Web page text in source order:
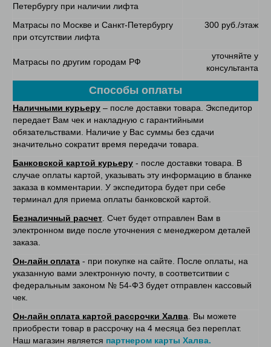
Петербургу при наличии лифта
Матрасы по Москве и Санкт-Петербургу
при отсутствии лифта
300 руб./этаж
Матрасы по другим городам РФ
уточняйте у
консультанта
Способы оплаты
Наличными курьеру – после доставки товара. Экспедитор
передает Вам чек и накладную с гарантийными
обязательствами. Наличие у Вас суммы без сдачи
значительно сократит время передачи товара.
Банковской картой курьеру - после доставки товара. В
случае оплаты картой, указывать эту информацию в бланке
заказа в комментарии. У экспедитора будет при себе
терминал для приема оплаты банковской картой.
Безналичный расчет . Счет будет отправлен Вам в
электронном виде после уточнения с менеджером деталей
заказа.
Он-лайн оплата - при покупке на сайте. После оплаты, на
указанную вами электронную почту, в соответситвии с
федеральным законом № 54-ФЗ будет отправлен кассовый
чек.
Он-лайн оплата картой рассрочки Халва . Вы можете
приобрести товар в рассрочку на 4 месяца без переплат.
Наш магазин является партнером карты Халва.